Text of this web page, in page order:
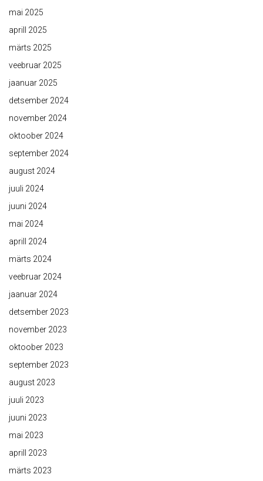
mai 2025
aprill 2025
märts 2025
veebruar 2025
jaanuar 2025
detsember 2024
november 2024
oktoober 2024
september 2024
august 2024
juuli 2024
juuni 2024
mai 2024
aprill 2024
märts 2024
veebruar 2024
jaanuar 2024
detsember 2023
november 2023
oktoober 2023
september 2023
august 2023
juuli 2023
juuni 2023
mai 2023
aprill 2023
märts 2023